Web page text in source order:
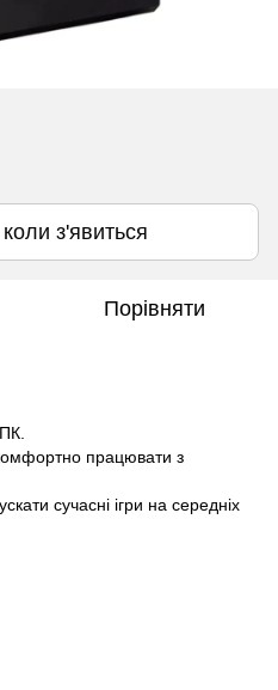
з'явиться
Порівняти
працювати з
сучасні ігри на середніх